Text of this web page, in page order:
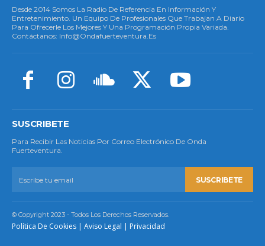
Desde 2014 Somos La Radio De Referencia En Información Y
Entretenimiento. Un Equipo De Profesionales Que Trabajan A Diario
Para Ofrecerle Los Mejores Y Una Programación Propia Variada.
Contáctanos: Info@ondafuerteventura.es
SUSCRIBETE
Para Recibir Las Noticias Por Correo Electrónico De Onda
Fuerteventura.
SUSCRIBETE
© Copyright 2023 - Todos Los Derechos Reservados.
Política De Cookies | Aviso Legal | Privacidad